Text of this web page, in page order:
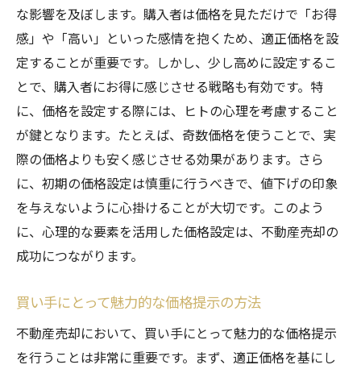
な影響を及ぼします。購入者は価格を見ただけで「お得
感」や「高い」といった感情を抱くため、適正価格を設
定することが重要です。しかし、少し高めに設定するこ
とで、購入者にお得に感じさせる戦略も有効です。特
に、価格を設定する際には、ヒトの心理を考慮すること
が鍵となります。たとえば、奇数価格を使うことで、実
際の価格よりも安く感じさせる効果があります。さら
に、初期の価格設定は慎重に行うべきで、値下げの印象
を与えないように心掛けることが大切です。このよう
に、心理的な要素を活用した価格設定は、不動産売却の
成功につながります。
買い手にとって魅力的な価格提示の方法
不動産売却において、買い手にとって魅力的な価格提示
を行うことは非常に重要です。まず、適正価格を基にし